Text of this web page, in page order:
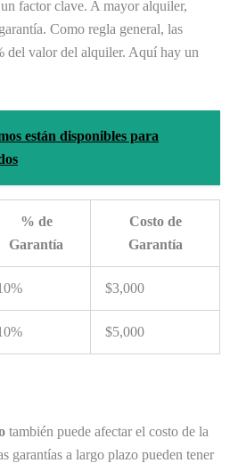
un factor clave. A mayor alquiler,
Como regla general, las
del valor del alquiler. Aquí hay un
están disponibles para
% de
Garantía
Costo de
Garantía
$3,000
$5,000
también puede afectar el costo de la
garantías a largo plazo pueden tener